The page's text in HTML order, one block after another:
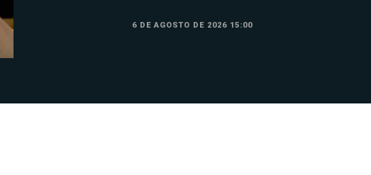
6 DE AGOSTO DE 2026 15:00